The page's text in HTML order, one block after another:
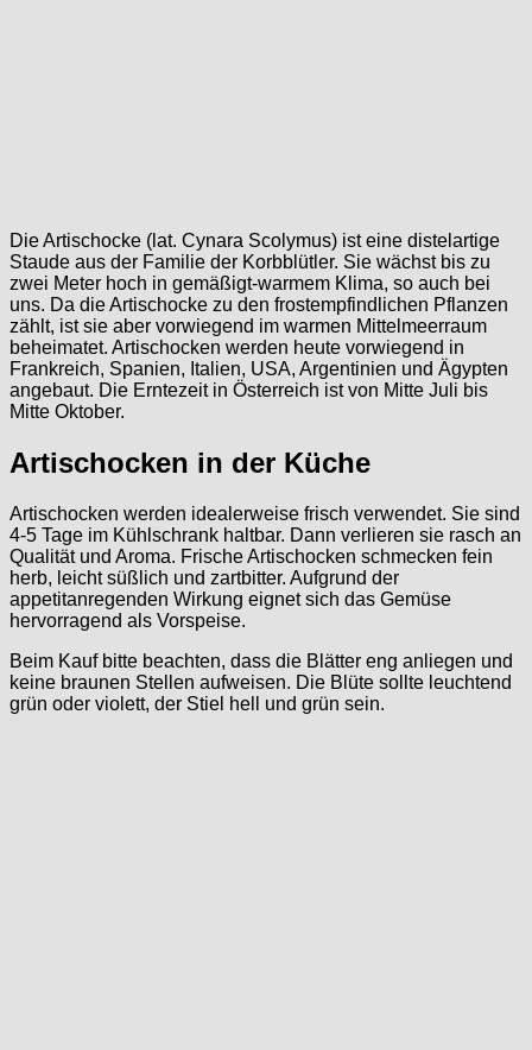
Die Artischocke (lat. Cynara Scolymus) ist eine distelartige
Staude aus der Familie der Korbblütler. Sie wächst bis zu
zwei Meter hoch in gemäßigt-warmem Klima, so auch bei
uns. Da die Artischocke zu den frostempfindlichen Pflanzen
zählt, ist sie aber vorwiegend im warmen Mittelmeerraum
beheimatet. Artischocken werden heute vorwiegend in
Frankreich, Spanien, Italien, USA, Argentinien und Ägypten
angebaut. Die Erntezeit in Österreich ist von Mitte Juli bis
Mitte Oktober.
Artischocken in der Küche
Artischocken werden idealerweise frisch verwendet. Sie sind
4-5 Tage im Kühlschrank haltbar. Dann verlieren sie rasch an
Qualität und Aroma. Frische Artischocken schmecken fein
herb, leicht süßlich und zartbitter. Aufgrund der
appetitanregenden Wirkung eignet sich das Gemüse
hervorragend als Vorspeise.
Beim Kauf bitte beachten, dass die Blätter eng anliegen und
keine braunen Stellen aufweisen. Die Blüte sollte leuchtend
grün oder violett, der Stiel hell und grün sein.